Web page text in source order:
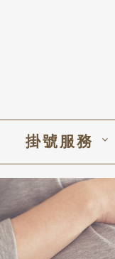
掛號服務